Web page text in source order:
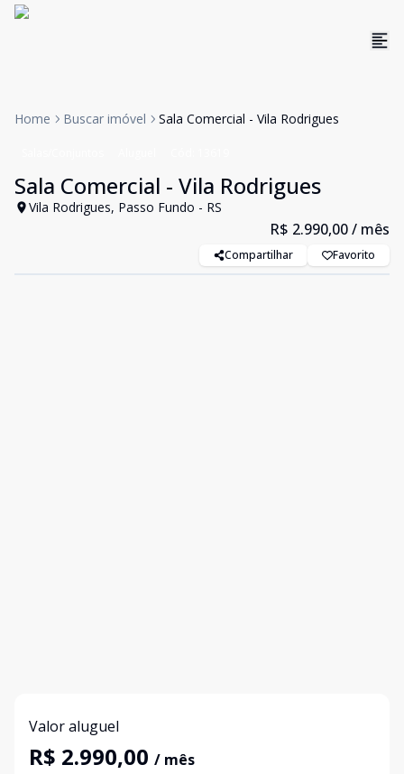
Home Buscar imóvel Sala Comercial - Vila Rodrigues
Sala Comercial - Vila Rodrigues
Vila Rodrigues, Passo Fundo - RS
R$ 2.990,00/ mês
Compartilhar Favorito
Valor aluguel
R$ 2.990,00 / mês